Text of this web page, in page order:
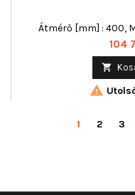
Átmérő [mm] : 400,
Ár
104


1 2 3